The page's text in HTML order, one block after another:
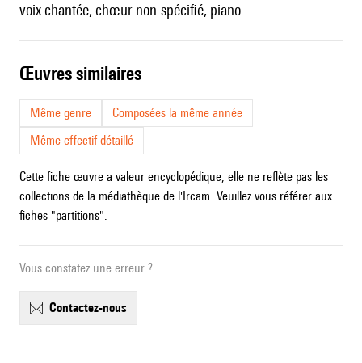
voix chantée, chœur non-spécifié, piano
œuvres similaires
Même genre
Composées la même année
Même effectif détaillé
Cette fiche œuvre a valeur encyclopédique, elle ne reflète pas les
collections de la médiathèque de l'Ircam. Veuillez vous référer aux
fiches "partitions".
Vous constatez une erreur ?
contactez-nous